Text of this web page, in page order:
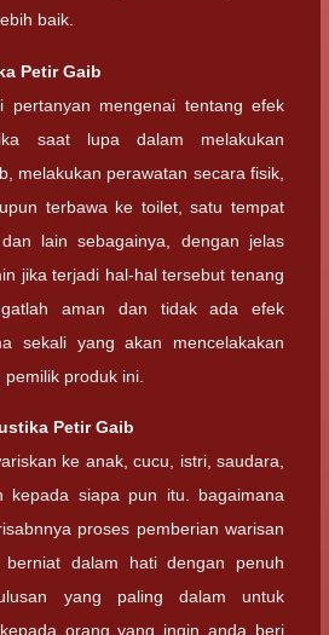
baik.
Petir Gaib
pertanyan mengenai tentang efek
saat lupa dalam melakukan
melakukan perawatan secara fisik,
terbawa ke toilet, satu tempat
lain sebagainya, dengan jelas
jika terjadi hal-hal tersebut tenang
aman dan tidak ada efek
sekali yang akan mencelakakan
produk ini.
Petir Gaib
ke anak, cucu, istri, saudara,
kepada siapa pun itu. bagaimana
proses pemberian warisan
dalam hati dengan penuh
yang paling dalam untuk
orang yang ingin anda beri